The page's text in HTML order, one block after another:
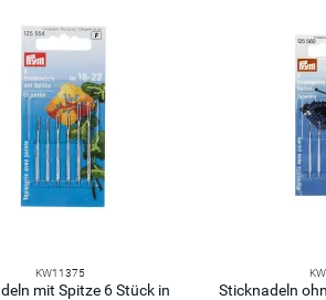
KW11375
mit Spitze 6 Stück in
Sticknadeln